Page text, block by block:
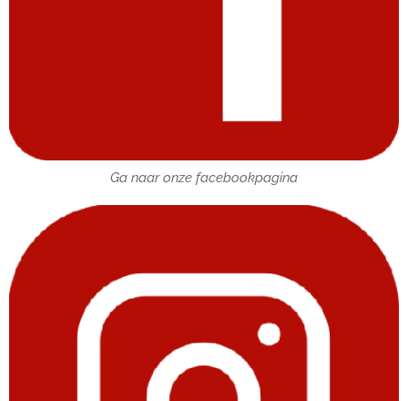
Ga naar onze facebookpagina